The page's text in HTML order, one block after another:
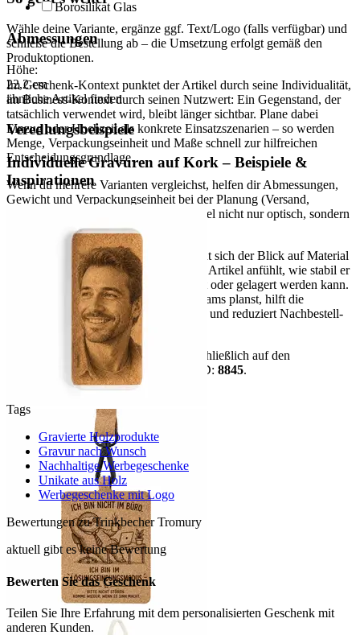
Wähle deine Variante, ergänze ggf. Text/Logo (falls verfügbar) und
schließe die Bestellung ab – die Umsetzung erfolgt gemäß den
Produktoptionen.
Im Geschenk-Kontext punktet der Artikel durch seine Individualität,
im Business-Kontext durch seinen Nutzwert: Ein Gegenstand, der
tatsächlich verwendet wird, bleibt länger sichtbar. Plane dabei
Einzug oder Hochzeit als konkrete Einsatzszenarien – so werden
Menge, Verpackungseinheit und Maße schnell zur hilfreichen
Entscheidungsgrundlage.
Wenn du mehrere Varianten vergleichst, helfen dir Abmessungen,
Gewicht und Verpackungseinheit bei der Planung (Versand,
Lagerung, Ausgabe). So passt der Artikel nicht nur optisch, sondern
auch organisatorisch in deinen Prozess.
Für eine sichere Kaufentscheidung lohnt sich der Blick auf Material
und Maße: Sie bestimmen, wie sich der Artikel anfühlt, wie stabil er
im Gebrauch ist und wie er transportiert oder gelagert werden kann.
Wenn du für mehrere Personen oder Teams planst, hilft die
Verpackungseinheit bei der Kalkulation und reduziert Nachbestell-
Alle Aussagen basieren ausschließlich auf den
vorhandenen Artikeldaten. Datensatz-ID: 8845.
Borosilikat Glas
Abmessungen
Höhe:
22,2cm
ähnliche Artikel finden
Veredlungsbeispiele
Individuelle Gravuren auf Kork – Beispiele &
Inspirationen
Tags
Gravierte Holzprodukte
Gravur nach Wunsch
Nachhaltige Werbegeschenke
Unikate aus Holz
Werbegeschenke mit Logo
Bewertungen zu Trinkbecher Tromury
aktuell gibt es keine Bewertung
Bewerten Sie das Geschenk
Teilen Sie Ihre Erfahrung mit dem personalisierten Geschenk mit
anderen Kunden.